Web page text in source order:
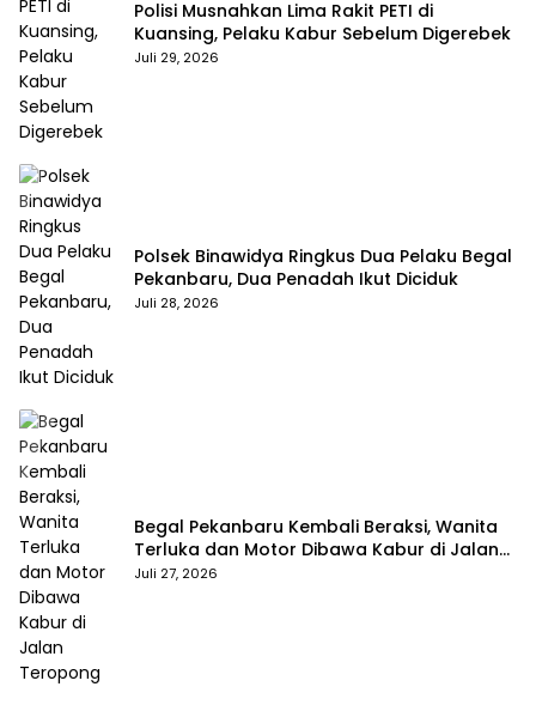
Polisi Musnahkan Lima Rakit PETI di
Kuansing, Pelaku Kabur Sebelum Digerebek
Juli 29, 2026
Polsek Binawidya Ringkus Dua Pelaku Begal
Pekanbaru, Dua Penadah Ikut Diciduk
Juli 28, 2026
Begal Pekanbaru Kembali Beraksi, Wanita
Terluka dan Motor Dibawa Kabur di Jalan
Teropong
Juli 27, 2026